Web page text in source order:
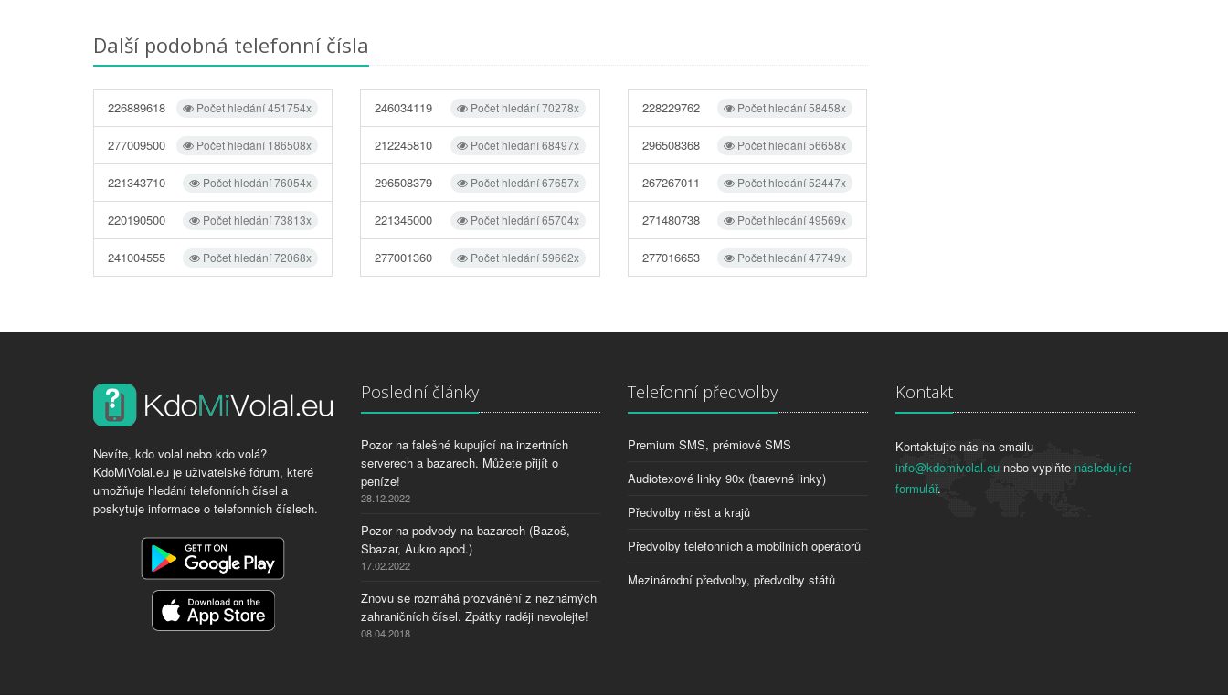
Další podobná telefonní čísla
Počet hledání 451754x
226889618
Počet hledání 186508x
277009500
Počet hledání 76054x
221343710
Počet hledání 73813x
220190500
Počet hledání 72068x
241004555
Počet hledání 70278x
246034119
Počet hledání 68497x
212245810
Počet hledání 67657x
296508379
Počet hledání 65704x
221345000
Počet hledání 59662x
277001360
Počet hledání 58458x
228229762
Počet hledání 56658x
296508368
Počet hledání 52447x
267267011
Počet hledání 49569x
271480738
Počet hledání 47749x
277016653
Nevíte, kdo volal nebo kdo volá?
KdoMiVolal.eu je uživatelské fórum, které
umožňuje hledání telefonních čísel a
poskytuje informace o telefonních číslech.
Poslední články
Pozor na falešné kupující na inzertních
serverech a bazarech. Můžete přijít o
peníze!
28.12.2022
Pozor na podvody na bazarech (Bazoš,
Sbazar, Aukro apod.)
17.02.2022
Znovu se rozmáhá prozvánění z neznámých
zahraničních čísel. Zpátky raději nevolejte!
08.04.2018
Telefonní předvolby
Premium SMS, prémiové SMS
Audiotexové linky 90x (barevné linky)
Předvolby měst a krajů
Předvolby telefonních a mobilních operátorů
Mezinárodní předvolby, předvolby států
Kontakt
Kontaktujte nás na emailu
info@kdomivolal.eunebo vyplňte následující
formulář.